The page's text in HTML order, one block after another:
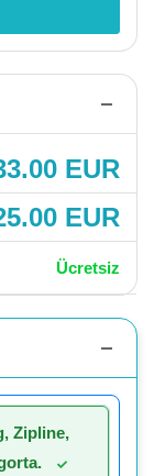
EUR
EUR
Ücretsiz
Zipline,